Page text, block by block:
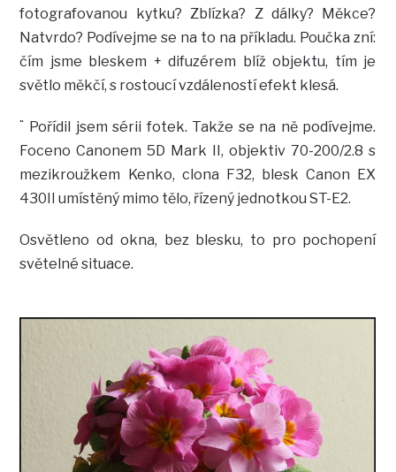
fotografovanou kytku? Zblízka? Z dálky? Měkce?
Natvrdo? Podívejme se na to na příkladu. Poučka zní:
čím jsme bleskem + difuzérem blíž objektu, tím je
světlo měkčí, s rostoucí vzdáleností efekt klesá.
¨ Pořídil jsem sérii fotek. Takže se na ně podívejme.
Foceno Canonem 5D Mark II, objektiv 70-200/2.8 s
mezikroužkem Kenko, clona F32, blesk Canon EX
430II umístěný mimo tělo, řízený jednotkou ST-E2.
Osvětleno od okna, bez blesku, to pro pochopení
světelné situace.